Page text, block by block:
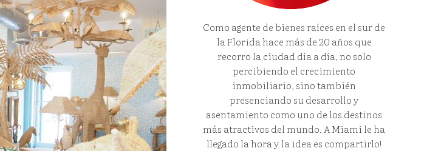
Como agente de bienes raíces en el sur de
la Florida hace más de 20 años que
recorro la ciudad día a día, no solo
percibiendo el crecimiento
inmobiliario, sino también
presenciando su desarrollo y
asentamiento como uno de los destinos
más atractivos del mundo. A Miami le ha
llegado la hora y la idea es compartirlo!